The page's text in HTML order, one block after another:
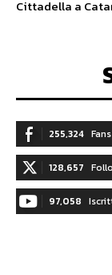
Cittadella a
255,324 Fans
128,657
97,058